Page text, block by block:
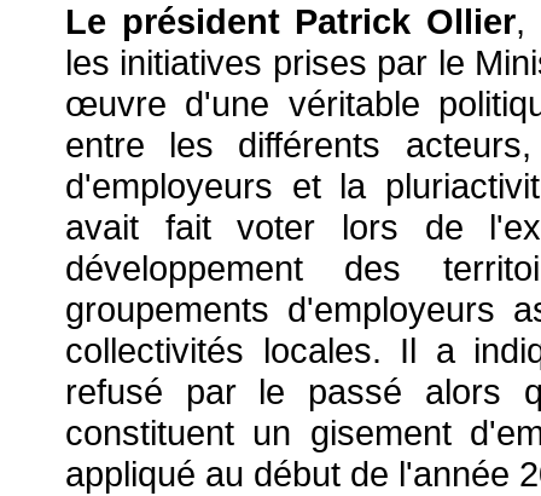
Le président Patrick Ollier,
les initiatives prises par le
œuvre d'une véritable
entre les différents
d'employeurs et la
avait fait voter lors de
développement des
groupements d'employeurs
collectivités locales. Il a
refusé par le passé alors
constituent un gisement
appliqué au début de l'année